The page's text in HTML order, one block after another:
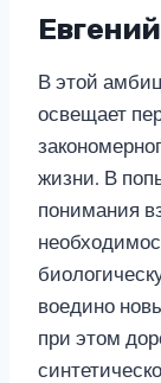
В этой
освещает
жизни. В
понимания
воедино
при этом